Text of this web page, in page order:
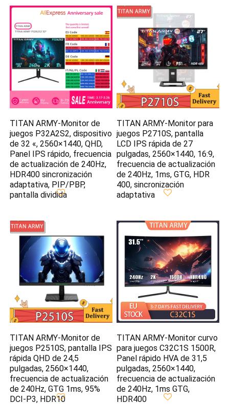
TITAN ARMY-Monitor de
juegos P32A2S2, dispositivo
de 32 «, 2560×1440, QHD,
Panel IPS rápido, frecuencia
de actualización de 240Hz,
HDR400 sincronización
adaptativa, PIP/PBP,
pantalla dividida
TITAN ARMY-Monitor para
juegos P2710S, pantalla
LCD IPS rápida de 27
pulgadas, 2560×1440, 16:9,
frecuencia de actualización
de 240Hz, 1ms, GTG, HDR
400, sincronización
adaptativa
TITAN ARMY-Monitor de
juegos P2510S, pantalla IPS
rápida QHD de 24,5
pulgadas, 2560×1440,
frecuencia de actualización
de 240Hz, GTG 1ms, 95%
DCI-P3, HDR10
TITAN ARMY-Monitor curvo
para juegos C32C1S 1500R,
Panel rápido HVA de 31,5
pulgadas, 2560×1440,
frecuencia de actualización
de 240Hz, 1ms GTG,
HDR400